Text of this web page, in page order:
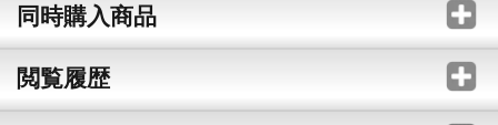
同時購入商品
閲覧履歴